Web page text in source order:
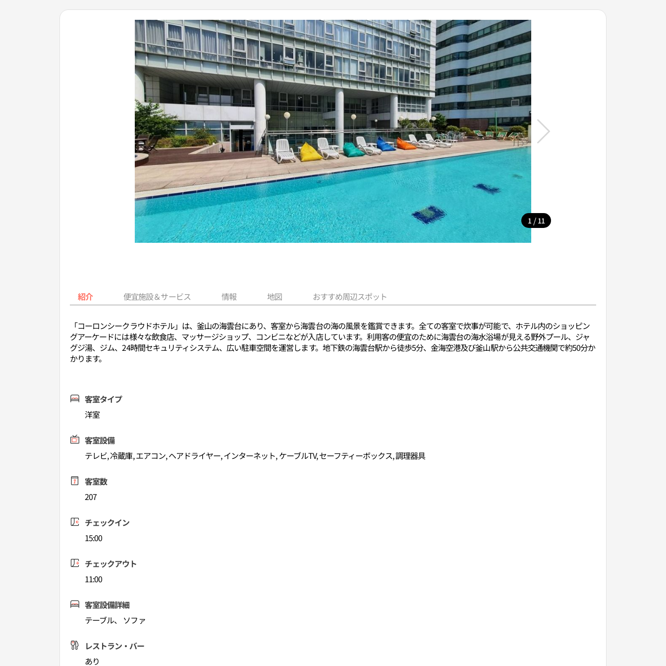
1 / 11
紹介 便宜施設＆サービス 情報 地図 おすすめ周辺スポット
「コーロンシークラウドホテル」は、釜山の海雲台にあり、客室から海雲台の海の風景を鑑賞できます。全ての客室で炊事が可能で、ホテル内のショッピン
グアーケードには様々な飲食店、マッサージショップ、コンビニなどが入店しています。利用客の便宜のために海雲台の海水浴場が見える野外プール、ジャ
グジ湯、ジム、24時間セキュリティシステム、広い駐車空間を運営します。地下鉄の海雲台駅から徒歩5分、金海空港及び釜山駅から公共交通機関で約50分か
かります。
客室タイプ
洋室
客室設備
テレビ, 冷蔵庫, エアコン, ヘアドライヤー, インターネット, ケーブルTV, セーフティーボックス, 調理器具
客室数
207
チェックイン
15:00
チェックアウト
11:00
客室設備詳細
テーブル、 ソファ
レストラン・バー
あり